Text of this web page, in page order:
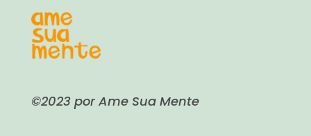
©2023 por Ame Sua Mente